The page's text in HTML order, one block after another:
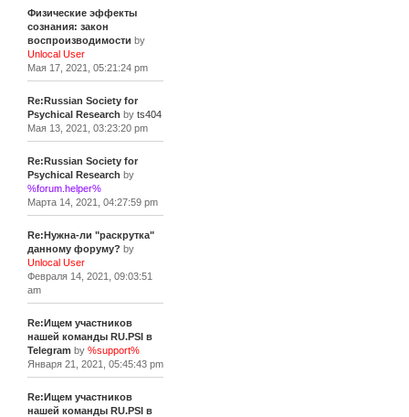
Физические эффекты
сознания: закон
воспроизводимости by
Unlocal User
Мая 17, 2021, 05:21:24 pm
Re:Russian Society for
Psychical Research by ts404
Мая 13, 2021, 03:23:20 pm
Re:Russian Society for
Psychical Research by
%forum.helper%
Марта 14, 2021, 04:27:59 pm
Re:Нужна-ли "раскрутка"
данному форуму? by
Unlocal User
Февраля 14, 2021, 09:03:51
am
Re:Ищем участников
нашей команды RU.PSI в
Telegram by %support%
Января 21, 2021, 05:45:43 pm
Re:Ищем участников
нашей команды RU.PSI в